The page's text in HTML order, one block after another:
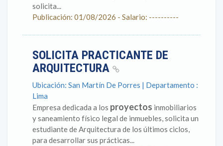
solicita...
Publicación: 01/08/2026 - Salario: ----------
SOLICITA PRACTICANTE DE
ARQUITECTURA
Ubicación: San Martín De Porres | Departamento :
Lima
Empresa dedicada a los proyectos inmobiliarios
y saneamiento físico legal de inmuebles, solicita un
estudiante de Arquitectura de los últimos ciclos,
para desarrollar sus prácticas...